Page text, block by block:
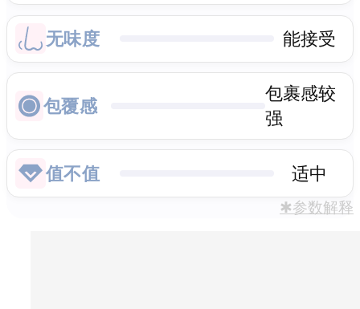
无味度 能接受
包覆感
包裹感较
强
值不值 适中
✱参数解释